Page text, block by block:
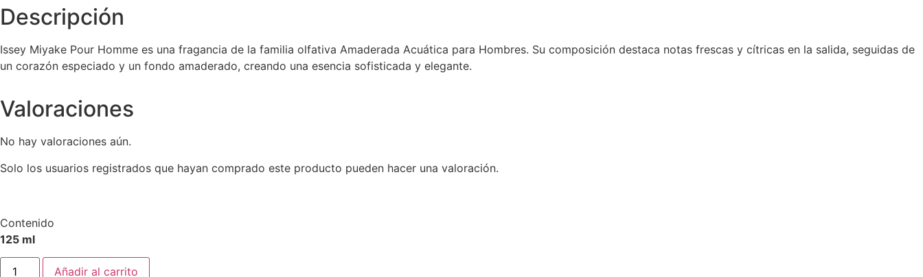
Descripción
Issey Miyake Pour Homme es una fragancia de la familia olfativa Amaderada Acuática para Hombres. Su composición destaca notas frescas y cítricas en la salida, seguidas de
un corazón especiado y un fondo amaderado, creando una esencia sofisticada y elegante.
Valoraciones
No hay valoraciones aún.
Solo los usuarios registrados que hayan comprado este producto pueden hacer una valoración.
Contenido
125 ml
Issey
Miyake
Añadir al carrito